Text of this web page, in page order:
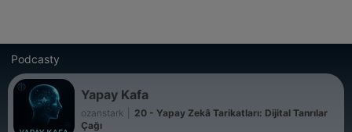
Podcasty
Yapay Kafa
ozanstark
20 - Yapay Zekâ Tarikatları: Dijital Tanrılar
Çağı